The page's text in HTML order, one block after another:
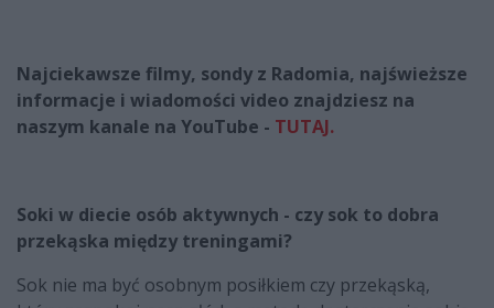
Najciekawsze filmy, sondy z Radomia, najświeższe
informacje i wiadomości video znajdziesz na
naszym kanale na YouTube - TUTAJ.
Soki w diecie osób aktywnych - czy sok to dobra
przekąska między treningami?
Sok nie ma być osobnym posiłkiem czy przekąską,